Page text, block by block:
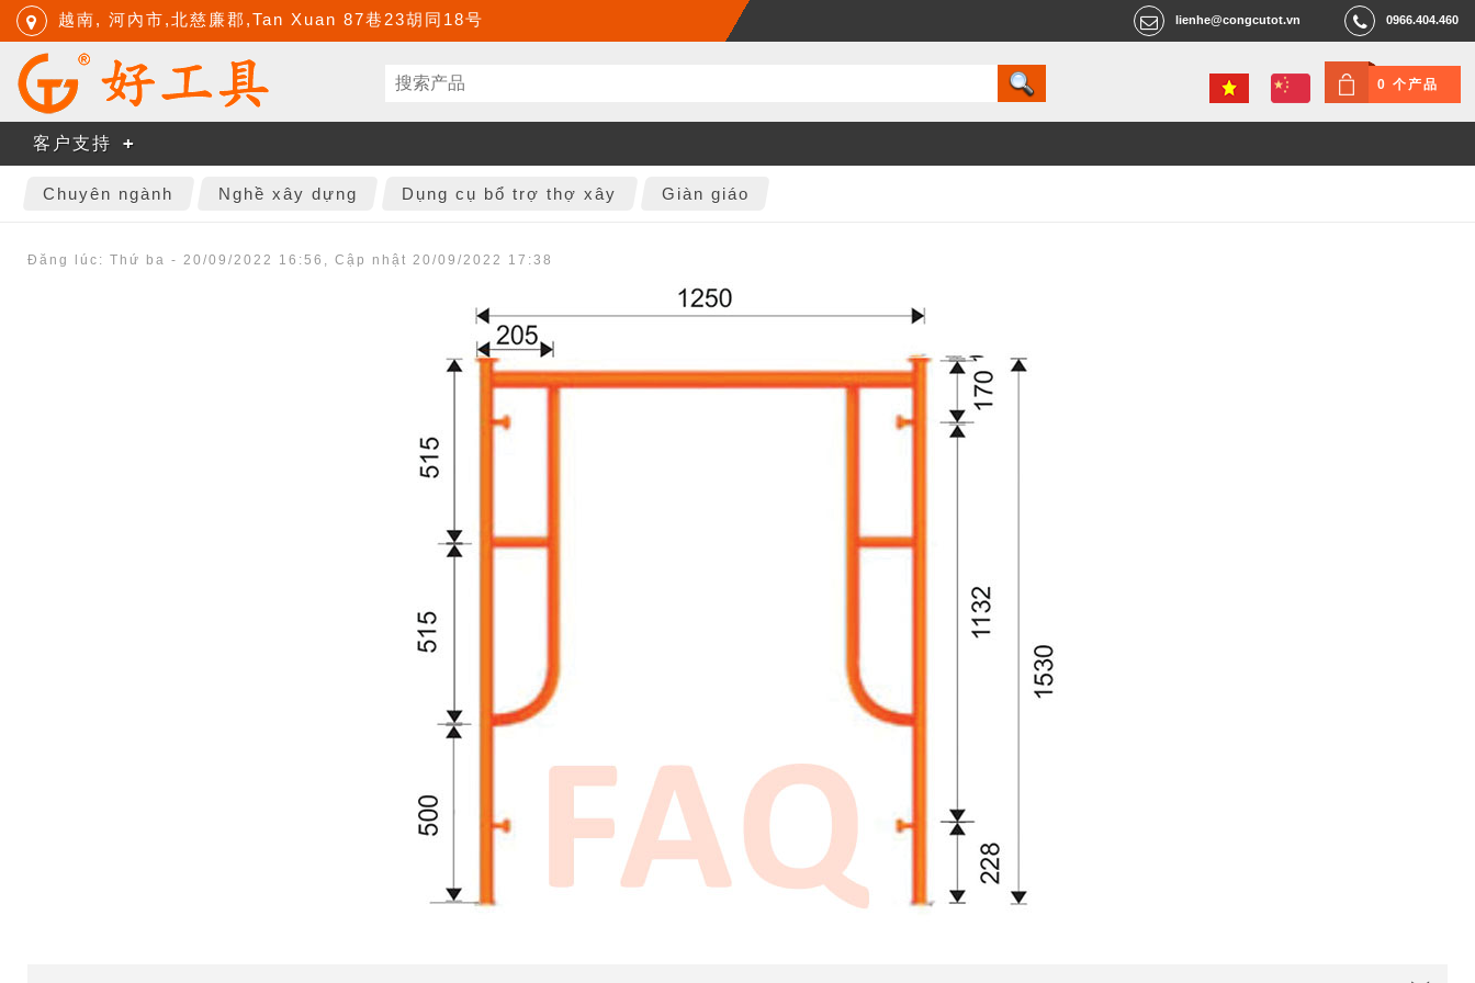
越南, 河內市,北慈廉郡,Tan Xuan 87巷23胡同18号 0966.404.460
lienhe@congcutot.vn
0 个产品
客户支持
Chuyên ngành Nghề xây dựng Dụng cụ bổ trợ thợ xây Giàn giáo
Đăng lúc: Thứ ba - 20/09/2022 16:56 , Cập nhật 20/09/2022 17:38